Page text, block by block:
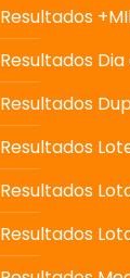
Resultados
Resultados
Resultados
Resultados
Resultados
Resultados